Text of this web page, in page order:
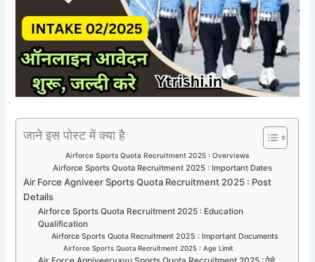
जाने इस पोस्ट में क्या है
Airforce Sports Quota Recruitment 2025 : Overviews
Airforce Sports Quota Recruitment 2025 : Important Dates
Air Force Agniveer Sports Quota Recruitment 2025 : Post
Details
Airforce Sports Quota Recruitment 2025 : Education
Qualification
Airforce Sports Quota Recruitment 2025 : Important Documents
Airforce Sports Quota Recruitment 2025 : Age Limit